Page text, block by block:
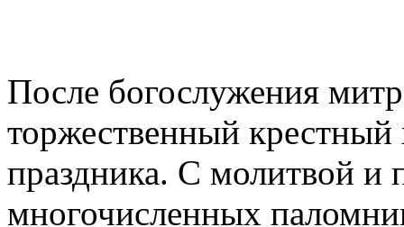
После богослужения
торжественный крестный
праздника. С молитвой и
многочисленных